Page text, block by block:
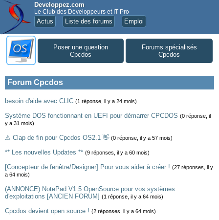
Developpez.com
Le Club des Développeurs et IT Pro
Actus Liste des forums Emploi
Poser une question
Cpcdos
Forums spécialisés
Cpcdos
Forum Cpcdos
besoin d'aide avec CLIC (1 réponse, il y a 24 mois)
Système DOS fonctionnant en UEFI pour démarrer CPCDOS (0 réponse, il
y a 31 mois)
⚠ Clap de fin pour Cpcdos OS2.1 👋 (0 réponse, il y a 57 mois)
** Les nouvelles Updates ** (9 réponses, il y a 60 mois)
[Concepteur de fenêtre/Designer] Pour vous aider à créer ! (27 réponses, il y
a 64 mois)
(ANNONCE) NotePad V1.5 OpenSource pour vos systèmes
d'exploitations [ANCIEN FORUM] (1 réponse, il y a 64 mois)
Cpcdos devient open source ! (2 réponses, il y a 64 mois)